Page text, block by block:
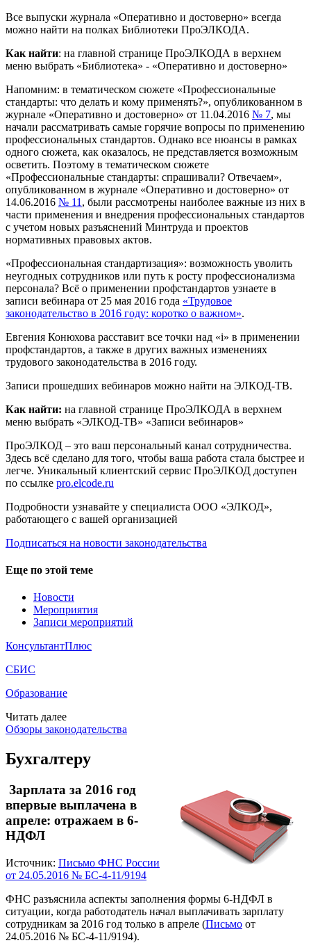
Все выпуски журнала «Оперативно и достоверно» всегда
можно найти на полках Библиотеки ПроЭЛКОДА.
Как найти: на главной странице ПроЭЛКОДА в верхнем
меню выбрать «Библиотека» - «Оперативно и достоверно»
Напомним: в тематическом сюжете «Профессиональные
стандарты: что делать и кому применять?», опубликованном в
журнале «Оперативно и достоверно» от 11.04.2016 № 7, мы
начали рассматривать самые горячие вопросы по применению
профессиональных стандартов. Однако все нюансы в рамках
одного сюжета, как оказалось, не представляется возможным
осветить. Поэтому в тематическом сюжете
«Профессиональные стандарты: спрашивали? Отвечаем»,
опубликованном в журнале «Оперативно и достоверно» от
14.06.2016 № 11 , были рассмотрены наиболее важные из них в
части применения и внедрения профессиональных стандартов
с учетом новых разъяснений Минтруда и проектов
нормативных правовых актов.
«Профессиональная стандартизация»: возможность уволить
неугодных сотрудников или путь к росту профессионализма
персонала? Всё о применении профстандартов узнаете в
записи вебинара от 25 мая 2016 года «Трудовое
законодательство в 2016 году: коротко о важном».
Евгения Конюхова расставит все точки над «i» в применении
профстандартов, а также в других важных изменениях
трудового законодательства в 2016 году.
Записи прошедших вебинаров можно найти на ЭЛКОД-ТВ.
Как найти: на главной странице ПроЭЛКОДА в верхнем
меню выбрать «ЭЛКОД-ТВ» «Записи вебинаров»
ПроЭЛКОД – это ваш персональный канал сотрудничества.
Здесь всё сделано для того, чтобы ваша работа стала быстрее и
легче. Уникальный клиентский сервис ПроЭЛКОД доступен
по ссылке pro.elcode.ru
Подробности узнавайте у специалиста ООО «ЭЛКОД»,
работающего с вашей организацией
Подписаться на новости законодательства
Еще по этой теме
Новости
Мероприятия
Записи мероприятий
КонсультантПлюс
СБИС
Образование
Читать далее
Обзоры законодательства
Бухгалтеру
Зарплата за 2016 год
впервые выплачена в
апреле: отражаем в 6-
НДФЛ
Источник: Письмо ФНС России
от 24.05.2016 № БС-4-11/9194
ФНС разъяснила аспекты заполнения формы 6-НДФЛ в
ситуации, когда работодатель начал выплачивать зарплату
сотрудникам за 2016 год только в апреле (Письмо от
24.05.2016 № БС-4-11/9194).